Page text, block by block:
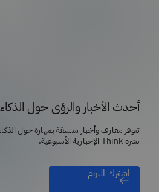
أحدث الأخبار والرؤى حول
تتوفر معارف وأخبار منسقة بمهارة حول
نشرة Think الإخبارية الأسبوعية.
اشترك اليوم